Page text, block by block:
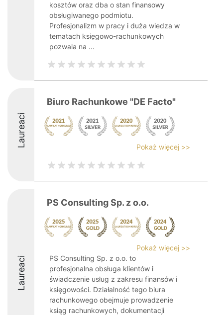
kosztów oraz dba o stan finansowy
obsługiwanego podmiotu.
Profesjonalizm w pracy i duża wiedza w
tematach księgowo-rachunkowych
pozwala na ...
Laureaci
Biuro Rachunkowe "DE Facto"
Pokaż więcej >>
Laureaci
PS Consulting Sp. z o.o.
Pokaż więcej >>
PS Consulting Sp. z o.o. to
profesjonalna obsługa klientów i
świadczenie usług z zakresu finansów i
księgowości. Działalność tego biura
rachunkowego obejmuje prowadzenie
ksiąg rachunkowych, dokumentacji